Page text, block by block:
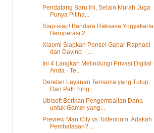
Pendatang Baru Ini, Selain Murah Juga
Punya Piliha...
Siap-siap! Bandara Raksasa Yogyakarta
Beroperasi 2...
Xiaomi Siapkan Ponsel Gahar Raphael
dan Davinci - ...
Ini 4 Langkah Melindungi Privasi Digital
Anda - Te...
Deretan Layanan Ternama yang Tutup,
Dari Path hing...
Ubisoft Berikan Pengembalian Dana
untuk Gamer yang...
Preview Man City vs Tottenham: Adakah
Pembalasan? ...